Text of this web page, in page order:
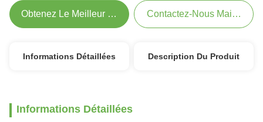
Obtenez Le Meilleur Prix Contactez-Nous Maintenant
Informations Détaillées Description Du Produit
Informations Détaillées